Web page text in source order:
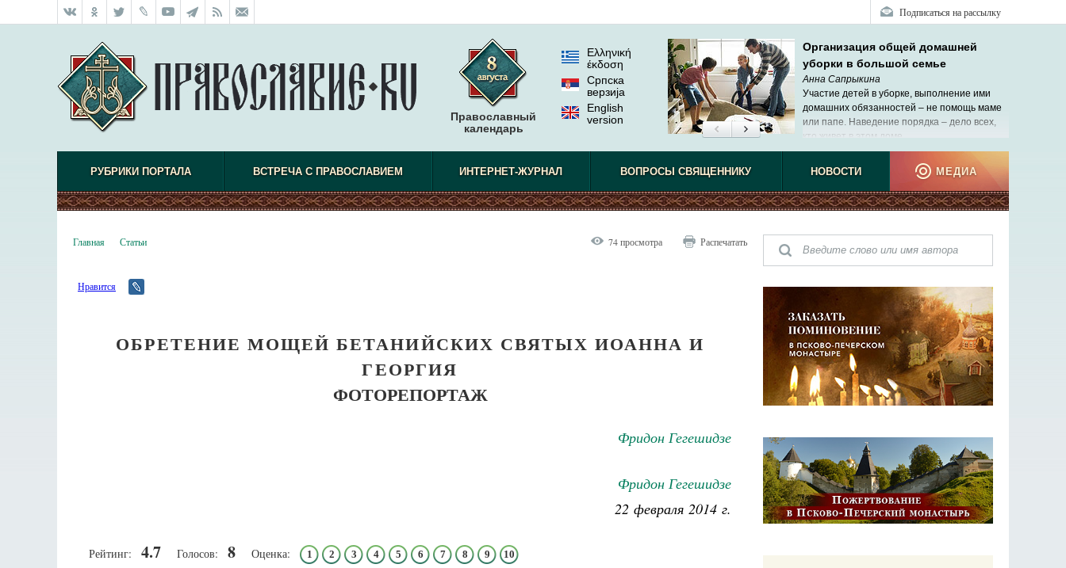
Подписаться на рассылку
Православный
календарь
Ελληνική
έκδοση
Српска
верзиjа
English
version
Организация общей домашней
уборки в большой семье
Анна Сапрыкина
Участие детей в уборке, выполнение ими
домашних обязанностей – не помощь маме
или папе. Наведение порядка ‒ дело всех,
кто живет в этом доме.
РУБРИКИ ПОРТАЛА ВСТРЕЧА С ПРАВОСЛАВИЕМ ИНТЕРНЕТ-ЖУРНАЛ ВОПРОСЫ СВЯЩЕННИКУ НОВОСТИ МЕДИА
Главная Статьи 74 просмотра Распечатать
Нравится
ОБРЕТЕНИЕ МОЩЕЙ БЕТАНИЙСКИХ СВЯТЫХ ИОАННА И
ГЕОРГИЯ
ФОТОРЕПОРТАЖ
Фридон Гегешидзе
Фридон Гегешидзе
22 февраля 2014 г.
Рейтинг: 4.7 Голосов: 8 Оценка: 1 2 3 4 5 6 7 8 9 10